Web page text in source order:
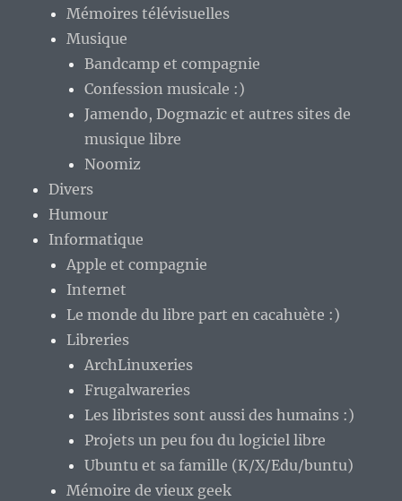
Mémoires télévisuelles
Musique
Bandcamp et compagnie
Confession musicale :)
Jamendo, Dogmazic et autres sites de
musique libre
Noomiz
Divers
Humour
Informatique
Apple et compagnie
Internet
Le monde du libre part en cacahuète :)
Libreries
ArchLinuxeries
Frugalwareries
Les libristes sont aussi des humains :)
Projets un peu fou du logiciel libre
Ubuntu et sa famille (K/X/Edu/buntu)
Mémoire de vieux geek